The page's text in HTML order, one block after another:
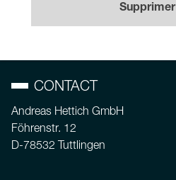
Supprimer
CONTACT
Andreas Hettich GmbH
Föhrenstr. 12
D-78532 Tuttlingen